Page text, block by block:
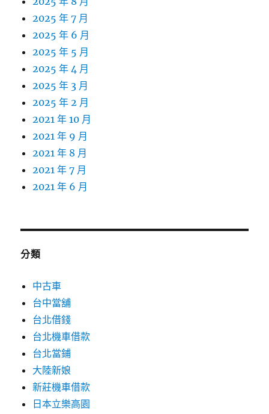
2025 年 7 月
2025 年 6 月
2025 年 5 月
2025 年 4 月
2025 年 3 月
2025 年 2 月
2021 年 10 月
2021 年 9 月
2021 年 8 月
2021 年 7 月
2021 年 6 月
分類
中古車
台中當舖
台北借錢
台北機車借款
台北當鋪
大陸新娘
新莊機車借款
日本立樂高園